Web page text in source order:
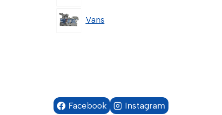
Vans
Facebook Instagram